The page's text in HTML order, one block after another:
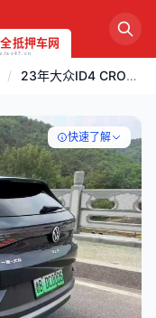
/ 23年大众ID4 CROZZ
快速了解